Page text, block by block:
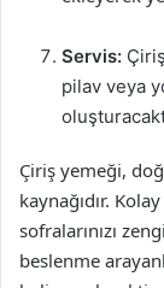
Servis:
pilav veya
Çiriş yemeği,
kaynağıdır.
sofralarınızı
beslenme